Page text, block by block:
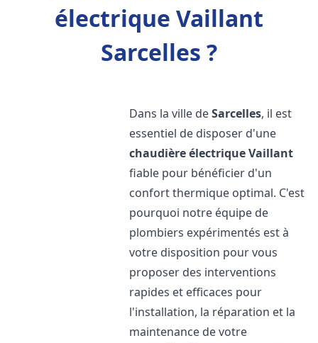
électrique Vaillant
Sarcelles ?
Dans la ville deSarcelles, il est
essentiel de disposer d'une
chaudière électrique Vaillant
fiable pour bénéficier d'un
confort thermique optimal. C'est
pourquoi notre équipe de
plombiers expérimentés est à
votre disposition pour vous
proposer des interventions
rapides et efficaces pour
l'installation, la réparation et la
maintenance de votre